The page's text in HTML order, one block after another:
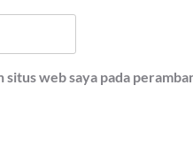
situs web saya pada